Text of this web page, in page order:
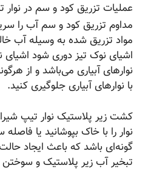
عملیات تزریق کود و سم در نوار تیپ
مداوم تزریق کود و سم آب را سریع
مواد تزریق شده به وسیله آب
اشیای نوک تیز دوری شود اشیای
نوارهای آبیاری می‌باشد و از هرگونه
با نوارهای آبیاری جلوگیری کنید.
کشت زیر پلاستیک نوار تیپ
نوار را با خاک بپوشانید یا فاصله
گونه‌ای باشد که باعث ایجاد حالت
تبخیر آب زیر پلاستیک و سوختن